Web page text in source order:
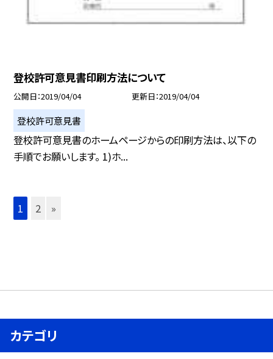
登校許可意見書印刷方法について
公開日 2019/04/04 更新日 2019/04/04
登校許可意見書
登校許可意見書のホームページからの印刷方法は、以下の
手順でお願いします。 1)ホ...
1 2 »
カテゴリ